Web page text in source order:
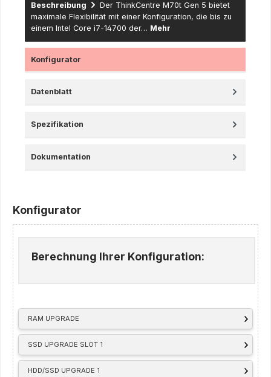
Beschreibung
Der ThinkCentre M70t Gen 5 bietet
maximale Flexibilität mit einer Konfiguration, die bis zu
einem Intel Core i7-14700 der… Mehr
Konfigurator
Datenblatt
Spezifikation
Dokumentation
Konfigurator
RAM UPGRADE
SSD UPGRADE SLOT 1
HDD/SSD UPGRADE 1
Berechnung Ihrer Konfiguration: